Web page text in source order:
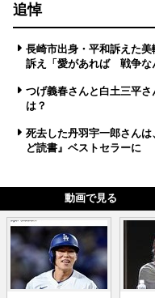
追悼
長崎市出身・平和訴えた
訴え「愛があれば 戦争な
つげ義春さんと白土三平
は？
死去した丹羽宇一郎さん
ど読書』ベストセラーに
動画で見る